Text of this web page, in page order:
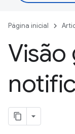
Página inicial
Visão